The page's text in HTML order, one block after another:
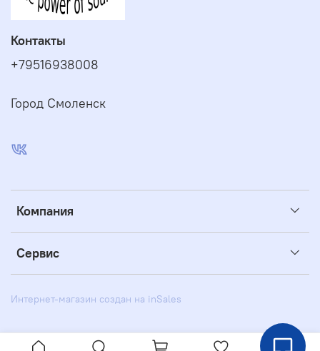
Компания
Сервис
Контакты
+79516938008
Город Смоленск
Интернет-магазин создан на inSales